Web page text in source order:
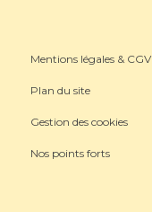
Mentions légales & CGV
Plan du site
Gestion des cookies
Nos points forts